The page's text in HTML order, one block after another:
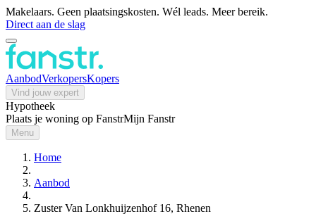
Makelaars. Geen plaatsingskosten. Wél leads. Meer bereik.
Direct aan de slag
AanbodVerkopersKopers
Vind jouw expert
Hypotheek
Plaats je woning op FanstrMijn Fanstr
Menu
Home
Aanbod
Zuster Van Lonkhuijzenhof 16, Rhenen